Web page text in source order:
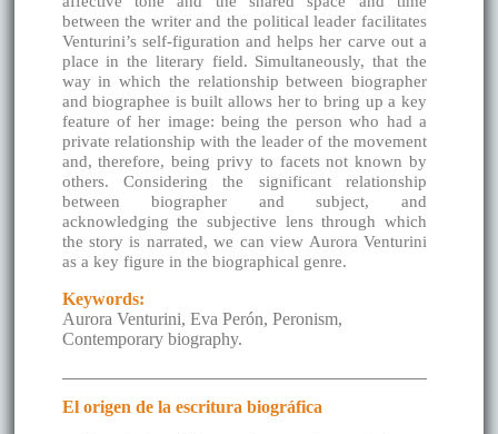
between the writer and the political leader facilitates
Venturini’s self-figuration and helps her carve out a
place in the literary field. Simultaneously, that the
way in which the relationship between biographer
and biographee is built allows her to bring up a key
feature of her image: being the person who had a
private relationship with the leader of the movement
and, therefore, being privy to facets not known by
others. Considering the significant relationship
between biographer and subject, and
acknowledging the subjective lens through which
the story is narrated, we can view Aurora Venturini
as a key figure in the biographical genre.
Keywords:
Aurora Venturini, Eva Perón, Peronism,
Contemporary biography.
El origen de la escritura biográfica